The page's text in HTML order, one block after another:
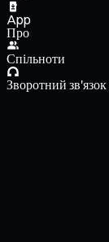
App
Про
Спільноти
Зворотний зв'язок